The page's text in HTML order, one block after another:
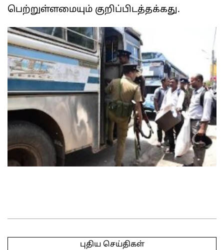
பெற்றுள்ளமையும் குறிப்பிடத்தக்கது.
05-
புதிய செய்திகள்